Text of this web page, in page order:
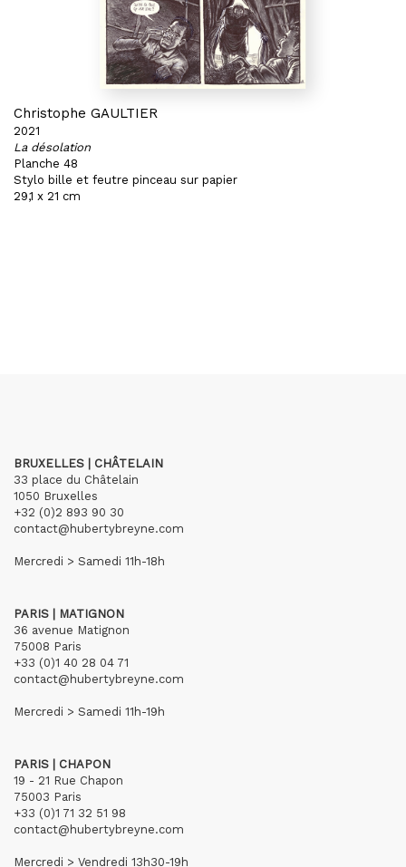
Christophe GAULTIER
2021
La désolation
Planche 48
Stylo bille et feutre pinceau sur papier
29,1 x 21 cm
BRUXELLES | CHÂTELAIN
33 place du Châtelain
1050 Bruxelles
+32 (0)2 893 90 30
contact@hubertybreyne.com
Mercredi > Samedi 11h-18h
PARIS | MATIGNON
36 avenue Matignon
75008 Paris
+33 (0)1 40 28 04 71
contact@hubertybreyne.com
Mercredi > Samedi 11h-19h
PARIS | CHAPON
19 - 21 Rue Chapon
75003 Paris
+33 (0)1 71 32 51 98
contact@hubertybreyne.com
Mercredi > Vendredi 13h30-19h